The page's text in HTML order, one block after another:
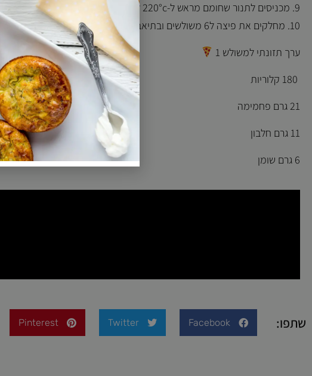
9. מכניסים לתנור שחומם מראש ל-220°c ל- 10-15 דקות
10. מחלקים את פיצה ל6 משולשים ובתיאבון!!
ערך תזונתי למשולש 1
21 גרם פחמימה
11 גרם חלבון
6 גרם שומן
שתפו: Facebook
Twitter
Pinterest